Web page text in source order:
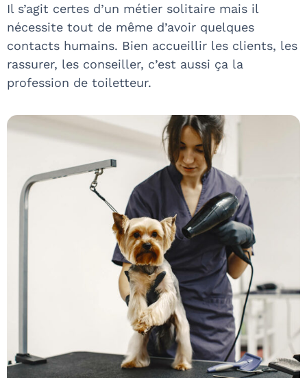
Il s’agit certes d’un métier solitaire mais il
nécessite tout de même d’avoir quelques
contacts humains. Bien accueillir les clients, les
rassurer, les conseiller, c’est aussi ça la
profession de toiletteur.